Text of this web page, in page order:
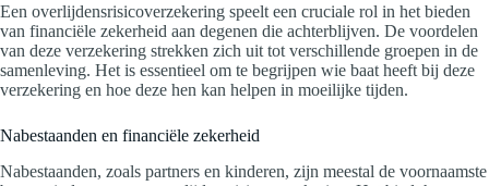
Een overlijdensrisicoverzekering speelt een cruciale rol in het bieden
van financiële zekerheid aan degenen die achterblijven. De voordelen
van deze verzekering strekken zich uit tot verschillende groepen in de
samenleving. Het is essentieel om te begrijpen wie baat heeft bij deze
verzekering en hoe deze hen kan helpen in moeilijke tijden.
Nabestaanden en financiële zekerheid
Nabestaanden, zoals partners en kinderen, zijn meestal de voornaamste